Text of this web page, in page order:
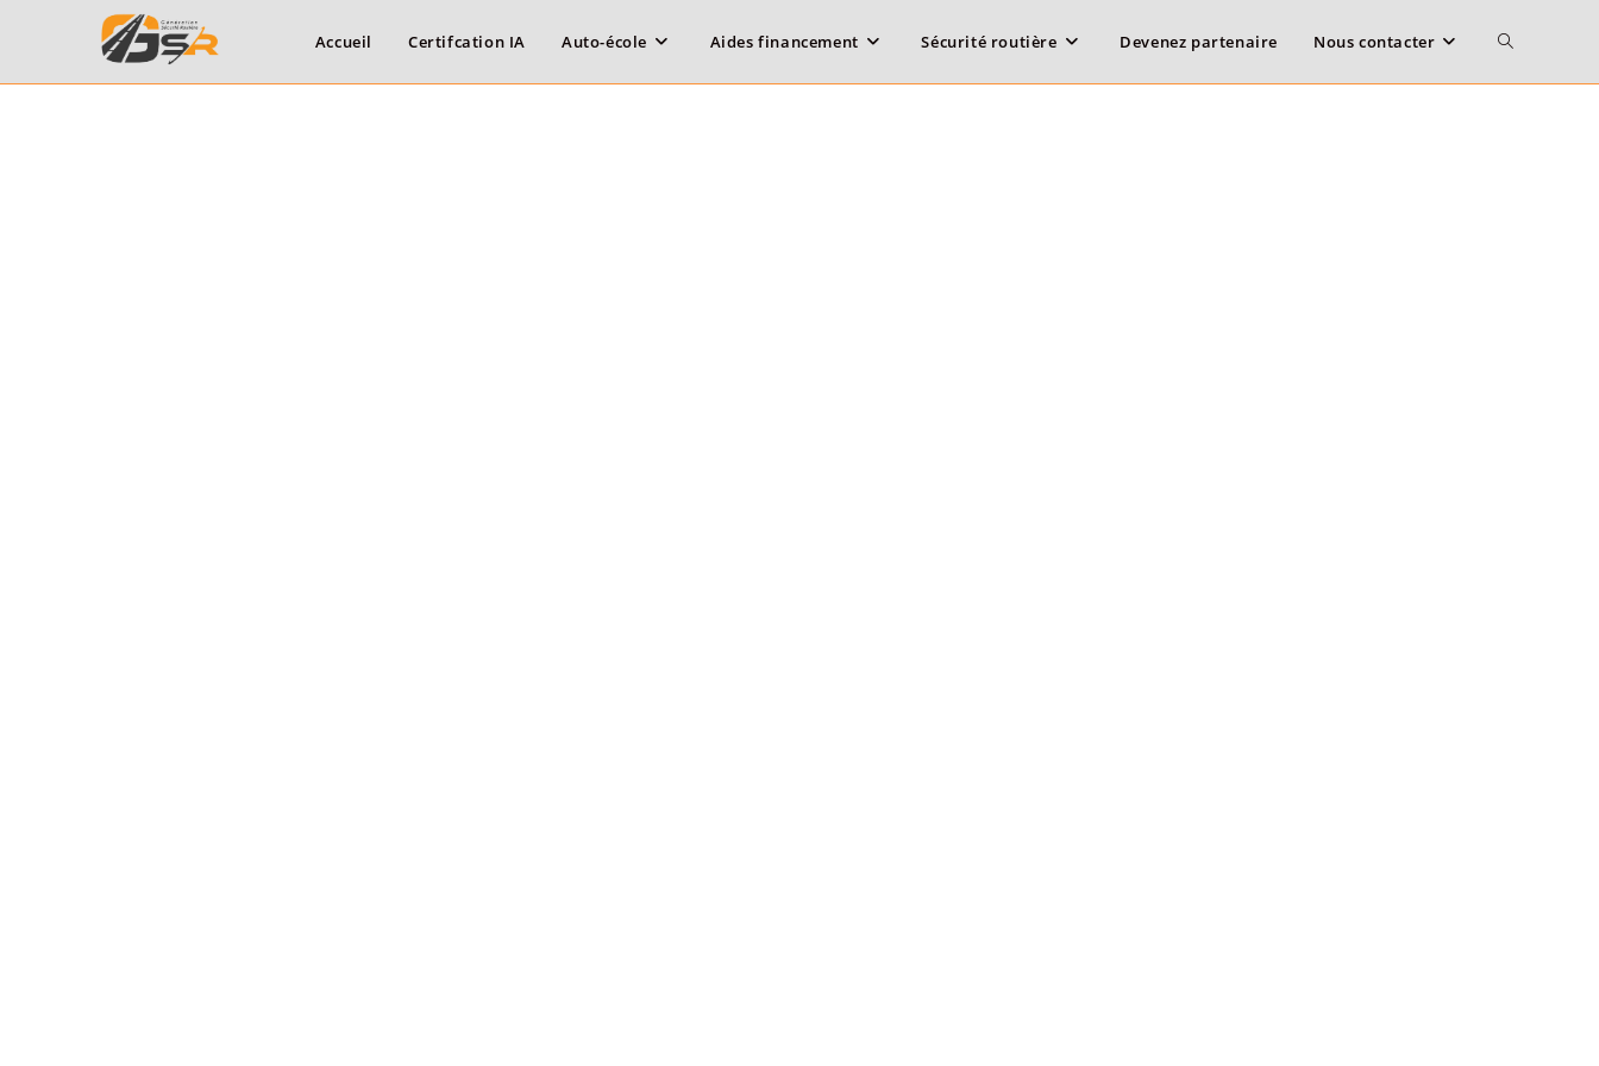
Accueil Certifcation IA Auto-école Aides financement Sécurité routière Devenez partenaire Nous contacter